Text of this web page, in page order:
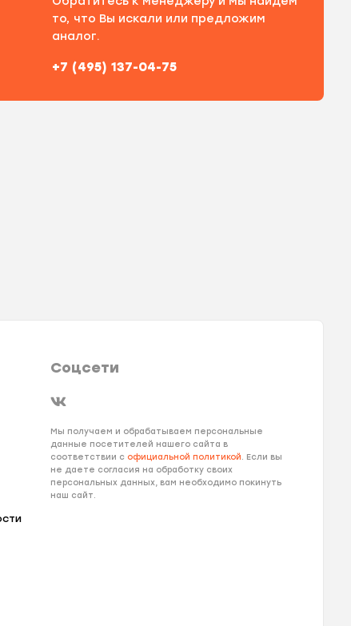
то, что Вы искали или предложим
аналог.
+7 (495) 137-04-75
Соцсети
Мы получаем и обрабатываем персональные
данные посетителей нашего сайта в
соответствии с официальной политикой. Если вы
не даете согласия на обработку своих
персональных данных, вам необходимо покинуть
наш сайт.